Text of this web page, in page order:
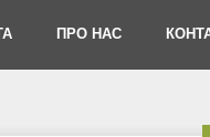
ПРО НАС